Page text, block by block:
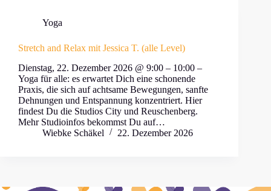
Yoga
Stretch and Relax mit Jessica T. (alle Level)
Dienstag, 22. Dezember 2026 @ 9:00 – 10:00 –
Yoga für alle: es erwartet Dich eine schonende
Praxis, die sich auf achtsame Bewegungen, sanfte
Dehnungen und Entspannung konzentriert. Hier
findest Du die Studios City und Reuschenberg.
Mehr Studioinfos bekommst Du auf…
Wiebke Schäkel
22. Dezember 2026